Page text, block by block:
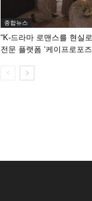
종합뉴스
“K-드라마 로맨스를 현실
전문 플랫폼 ‘케이프로포즈